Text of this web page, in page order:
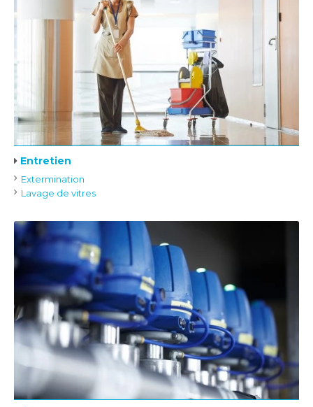
Entretien
Extermination
Lavage de vitres